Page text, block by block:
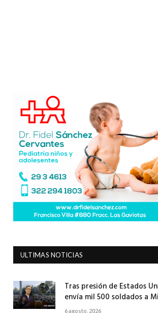
ULTIMAS NOTICIAS
Tras presión de Estados
envía mil 500 soldados a
6 agosto, 2026